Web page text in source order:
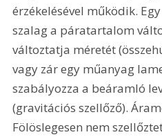
érzékelésével működik.
szalag a páratartalom
változtatja méretét
vagy zár egy műanyag
szabályozza a beáramló
(gravitációs szellőző).
Fölöslegesen nem